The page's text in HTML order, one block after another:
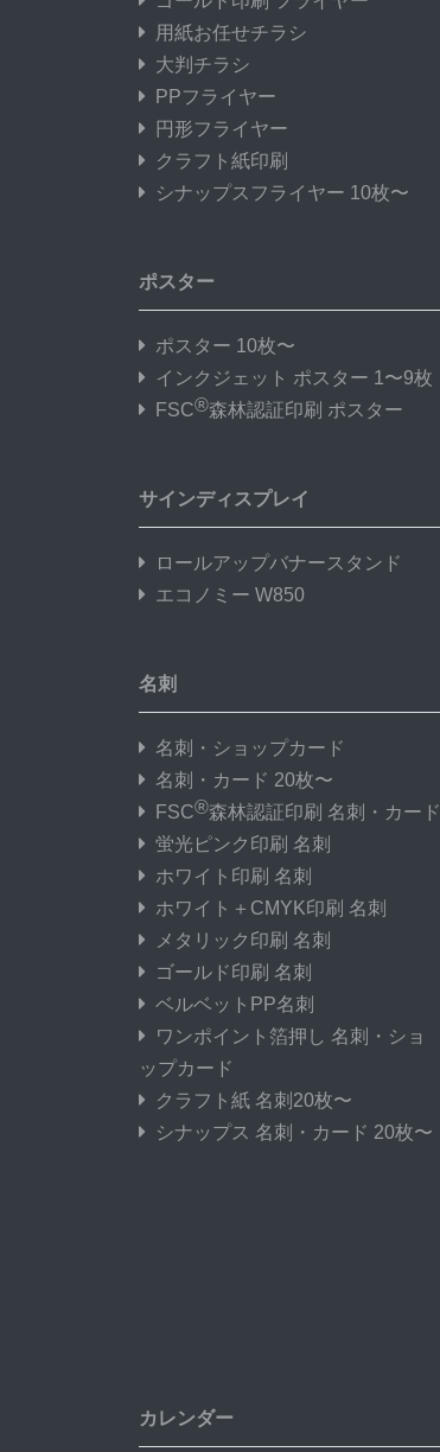
用紙お任せチラシ
大判チラシ
PPフライヤー
円形フライヤー
クラフト紙印刷
シナップスフライヤー 10枚〜
ポスター
ポスター 10枚〜
インクジェット ポスター 1〜9枚
FSC®森林認証印刷 ポスター
サインディスプレイ
ロールアップバナースタンド
エコノミー W850
名刺
名刺・ショップカード
名刺・カード 20枚〜
FSC®森林認証印刷 名刺・カード
蛍光ピンク印刷 名刺
ホワイト印刷 名刺
ホワイト＋CMYK印刷 名刺
メタリック印刷 名刺
ゴールド印刷 名刺
ベルベットPP名刺
ワンポイント箔押し 名刺・ショ
ップカード
クラフト紙 名刺20枚〜
シナップス 名刺・カード 20枚〜
カレンダー